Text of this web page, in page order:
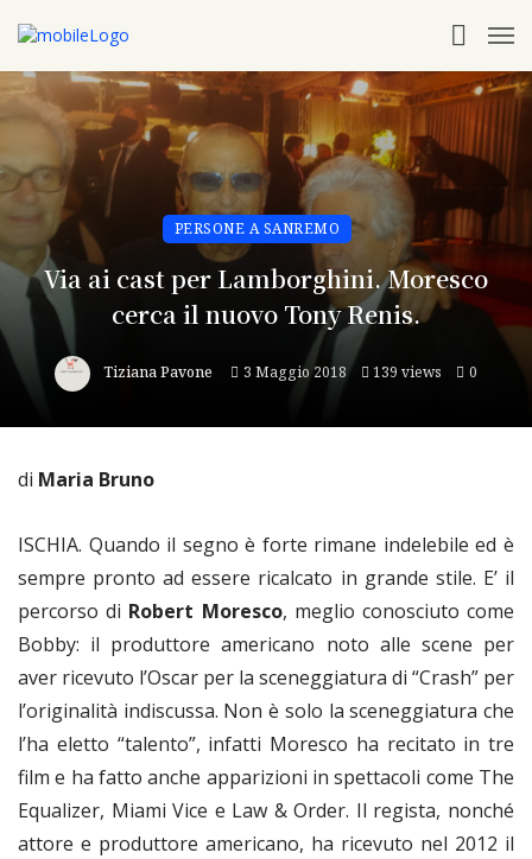
PERSONE A SANREMO
Via ai cast per Lamborghini. Moresco
cerca il nuovo Tony Renis.
Tiziana Pavone 3 Maggio 2018 139 views 0
di Maria Bruno
ISCHIA. Quando il segno è forte rimane indelebile ed è
sempre pronto ad essere ricalcato in grande stile. E’ il
percorso di Robert Moresco, meglio conosciuto come
Bobby: il produttore americano noto alle scene per
aver ricevuto l’Oscar per la sceneggiatura di “Crash” per
l’originalità indiscussa. Non è solo la sceneggiatura che
l’ha eletto “talento”, infatti Moresco ha recitato in tre
film e ha fatto anche apparizioni in spettacoli come The
Equalizer, Miami Vice e Law & Order. Il regista, nonché
attore e produttore americano, ha ricevuto nel 2012 il